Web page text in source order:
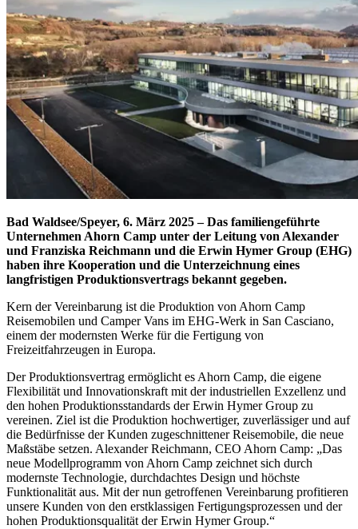
Bad Waldsee/Speyer, 6. März 2025 – Das familiengeführte
Unternehmen Ahorn Camp unter der Leitung von Alexander
und Franziska Reichmann und die Erwin Hymer Group (EHG)
haben ihre Kooperation und die Unterzeichnung eines
langfristigen Produktionsvertrags bekannt gegeben.
Kern der Vereinbarung ist die Produktion von Ahorn Camp
Reisemobilen und Camper Vans im EHG-Werk in San Casciano,
einem der modernsten Werke für die Fertigung von
Freizeitfahrzeugen in Europa.
Der Produktionsvertrag ermöglicht es Ahorn Camp, die eigene
Flexibilität und Innovationskraft mit der industriellen Exzellenz und
den hohen Produktionsstandards der Erwin Hymer Group zu
vereinen. Ziel ist die Produktion hochwertiger, zuverlässiger und auf
die Bedürfnisse der Kunden zugeschnittener Reisemobile, die neue
Maßstäbe setzen. Alexander Reichmann, CEO Ahorn Camp: „Das
neue Modellprogramm von Ahorn Camp zeichnet sich durch
modernste Technologie, durchdachtes Design und höchste
Funktionalität aus. Mit der nun getroffenen Vereinbarung profitieren
unsere Kunden von den erstklassigen Fertigungsprozessen und der
hohen Produktionsqualität der Erwin Hymer Group.“